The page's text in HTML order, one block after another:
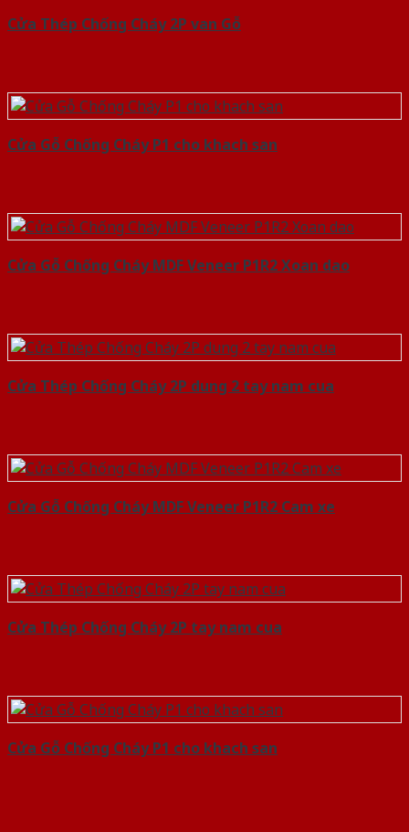
Cửa Thép Chống Cháy 2P van Gỗ
Cửa Gỗ Chống Cháy P1 cho khach san
Cửa Gỗ Chống Cháy MDF Veneer P1R2 Xoan dao
Cửa Thép Chống Cháy 2P dung 2 tay nam cua
Cửa Gỗ Chống Cháy MDF Veneer P1R2 Cam xe
Cửa Thép Chống Cháy 2P tay nam cua
Cửa Gỗ Chống Cháy P1 cho khach san